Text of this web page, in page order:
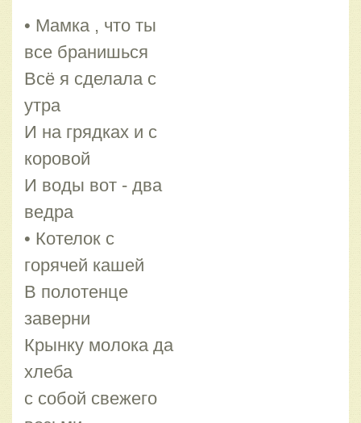
• Мамка , что ты
все бранишься
Всё я сделала с
утра
И на грядках и с
коровой
И воды вот - два
ведра
• Котелок с
горячей кашей
В полотенце
заверни
Крынку молока да
хлеба
с собой свежего